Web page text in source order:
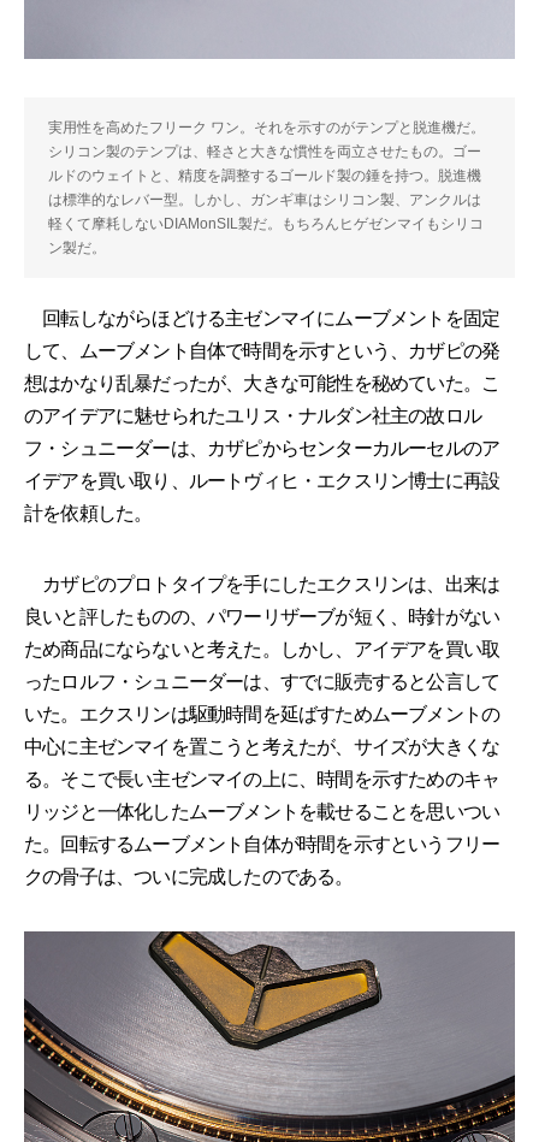
実用性を高めたフリーク ワン。それを示すのがテンプと脱進機だ。
シリコン製のテンプは、軽さと大きな慣性を両立させたもの。ゴー
ルドのウェイトと、精度を調整するゴールド製の錘を持つ。脱進機
は標準的なレバー型。しかし、ガンギ車はシリコン製、アンクルは
軽くて摩耗しないDIAMonSIL製だ。もちろんヒゲゼンマイもシリコ
ン製だ。
回転しながらほどける主ゼンマイにムーブメントを固定
して、ムーブメント自体で時間を示すという、カザピの発
想はかなり乱暴だったが、大きな可能性を秘めていた。こ
のアイデアに魅せられたユリス・ナルダン社主の故ロル
フ・シュニーダーは、カザピからセンターカルーセルのア
イデアを買い取り、ルートヴィヒ・エクスリン博士に再設
計を依頼した。
カザピのプロトタイプを手にしたエクスリンは、出来は
良いと評したものの、パワーリザーブが短く、時針がない
ため商品にならないと考えた。しかし、アイデアを買い取
ったロルフ・シュニーダーは、すでに販売すると公言して
いた。エクスリンは駆動時間を延ばすためムーブメントの
中心に主ゼンマイを置こうと考えたが、サイズが大きくな
る。そこで長い主ゼンマイの上に、時間を示すためのキャ
リッジと一体化したムーブメントを載せることを思いつい
た。回転するムーブメント自体が時間を示すというフリー
クの骨子は、ついに完成したのである。